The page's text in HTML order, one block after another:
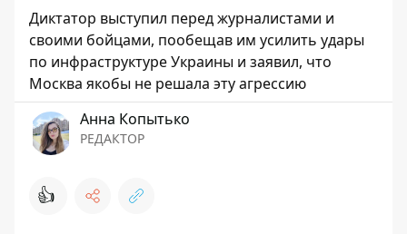
Диктатор выступил перед журналистами и
своими бойцами, пообещав им усилить удары
по инфраструктуре Украины и заявил, что
Москва якобы не решала эту агрессию
Анна Копытько
РЕДАКТОР
👍